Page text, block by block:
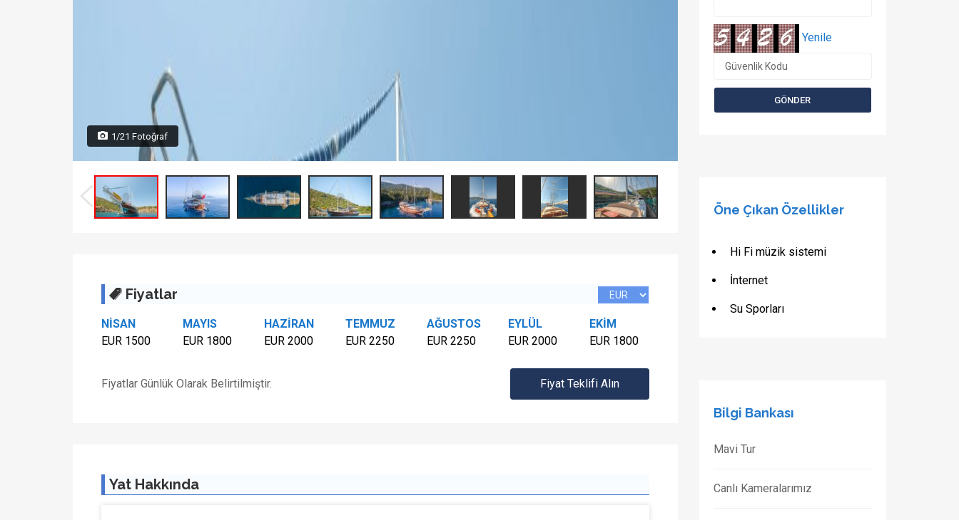
1/21 Fotoğraf
Fiyatlar
NİSAN
EUR 1500
MAYIS
EUR 1800
HAZİRAN
EUR 2000
TEMMUZ
EUR 2250
AĞUSTOS
EUR 2250
EYLÜL
EUR 2000
EKİM
EUR 1800
Fiyatlar Günlük Olarak Belirtilmiştir. Fiyat Teklifi Alın
Yat Hakkında
Yenile
Öne Çıkan Özellikler
Hi Fi müzik sistemi
İnternet
Su Sporları
Bilgi Bankası
Mavi Tur
Canlı Kameralarımız